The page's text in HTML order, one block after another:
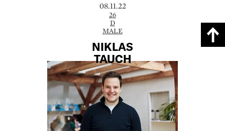
08.11.22
26
D
MALE
NIKLAS
TAUCH